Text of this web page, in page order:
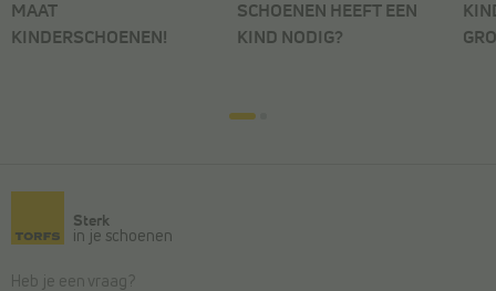
MAAT
KINDERSCHOENEN!
SCHOENEN HEEFT EEN
KIND NODIG?
Sterk
in je schoenen
Heb je een vraag?